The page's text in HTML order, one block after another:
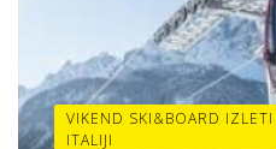
VIKEND SKI&BOARD
ITALIJI